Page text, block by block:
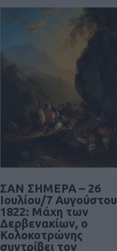
ΣΑΝ ΣΗΜΕΡΑ – 26
Ιουλίου/7 Αυγούστου
1822: Μάχη των
Δερβενακίων, ο
Κολοκοτρώνης
συντρίβει τον